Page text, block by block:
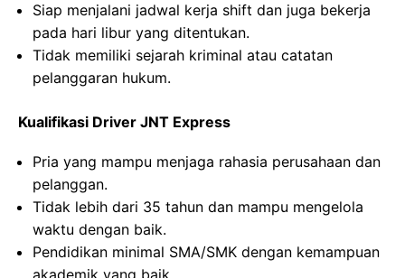
Siap menjalani jadwal kerja shift dan juga bekerja
pada hari libur yang ditentukan.
Tidak memiliki sejarah kriminal atau catatan
pelanggaran hukum.
Kualifikasi Driver JNT Express
Pria yang mampu menjaga rahasia perusahaan dan
pelanggan.
Tidak lebih dari 35 tahun dan mampu mengelola
waktu dengan baik.
Pendidikan minimal SMA/SMK dengan kemampuan